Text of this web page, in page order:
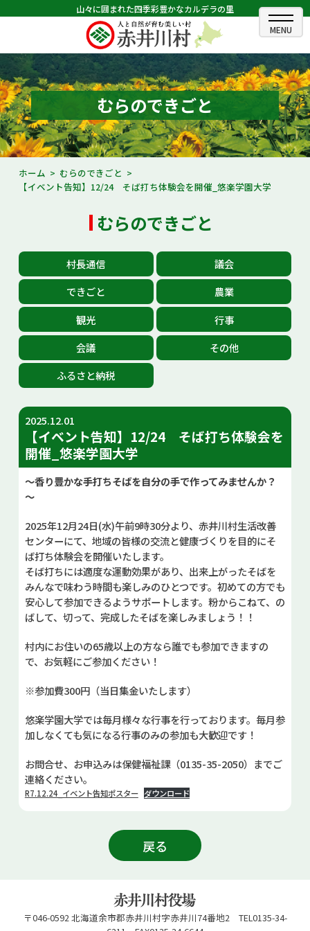
山々に囲まれた四季彩豊かなカルデラの里
ホーム
むらのできごと
むらのプロフィール
くらしの情報
村長室
観光・イベント情報
あかいがわ広報
お問い合せ
Select Language▼
むらのできごと
ホーム
むらのできごと
【イベント告知】12/24 そば打ち体験会を開催_悠楽学園大学
むらのできごと
村長通信
議会
できごと
農業
観光
行事
会議
その他
ふるさと納税
2025.12.01
【イベント告知】12/24 そば打ち体験会を
開催_悠楽学園大学
～香り豊かな手打ちそばを自分の手で作ってみませんか？
～
2025年12月24日(水)午前9時30分より、赤井川村生活改善
センターにて、地域の皆様の交流と健康づくりを目的にそ
ば打ち体験会を開催いたします。
そば打ちには適度な運動効果があり、出来上がったそばを
みんなで味わう時間も楽しみのひとつです。初めての方でも
安心して参加できるようサポートします。粉からこねて、の
ばして、切って、完成したそばを楽しみましょう！！
村内にお住いの65歳以上の方なら誰でも参加できますの
で、お気軽にご参加ください！
※参加費300円（当日集金いたします）
悠楽学園大学では毎月様々な行事を行っております。毎月参
加しなくても気になる行事のみの参加も大歓迎です！
お問合せ、お申込みは保健福祉課（0135-35-2050）までご
連絡ください。
R7.12.24_イベント告知ポスター ダウンロード
戻る
〒046-0592 北海道余市郡赤井川村字赤井川74番地2 TEL0135-34-